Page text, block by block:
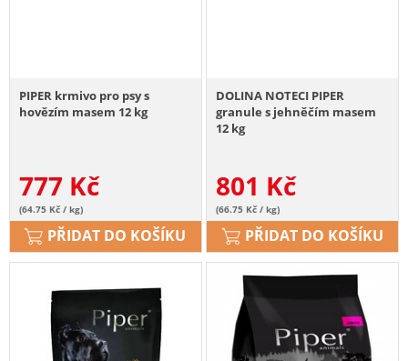
PIPER krmivo pro psy s
hovězím masem 12 kg
777 Kč
(64.75 Kč / kg)
PŘIDAT DO KOŠÍKU
DOLINA NOTECI PIPER
granule s jehněčím masem
12 kg
801 Kč
(66.75 Kč / kg)
PŘIDAT DO KOŠÍKU